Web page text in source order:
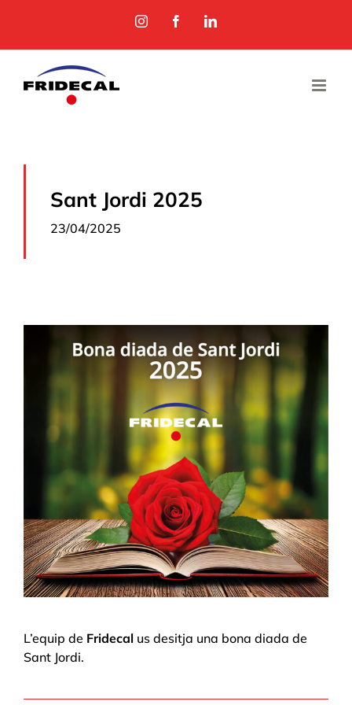
content
InstagramFacebookLinkedIn
Sant Jordi 2025
23/04/2025
L’equip de Fridecal us desitja una bona diada de
Sant Jordi.